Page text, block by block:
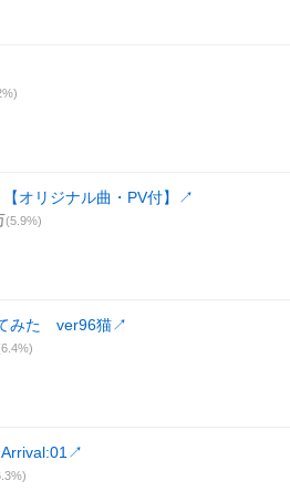
オリジナル曲・PV付】 ↗
(5.9%)
てみた ver96猫↗
↗